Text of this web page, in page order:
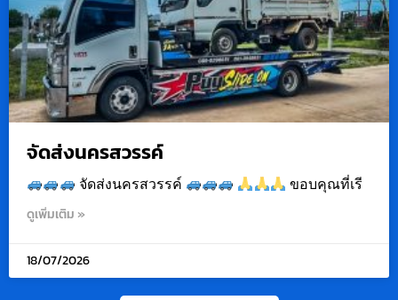
จัดส่งนครสวรรค์
จัดส่งนครสวรรค์ ขอบคุณที่เรี
ดูเพิ่มเติม »
18/07/2026